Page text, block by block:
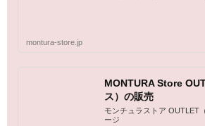
montura-store.jp
MONTURA Store
ス）の販売
モンチュラストア OUTLET
ージ